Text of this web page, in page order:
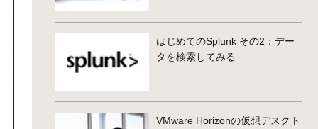
はじめてのSplunk その2：デー
タを検索してみる
VMware Horizonの仮想デスクト